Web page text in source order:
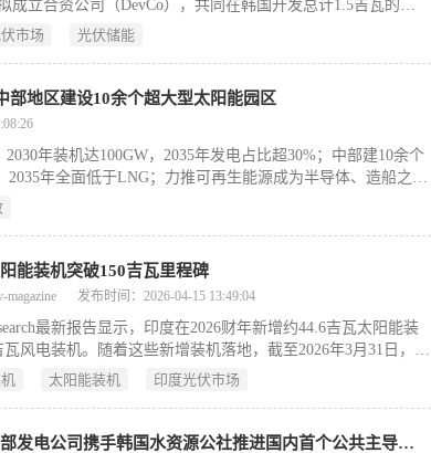
成立合资公司（DevCo），共同在韩国开发总计1.5吉瓦的光
储能系统（BESS）项目，目标于2035年前完成。其中光伏装
政府加速能源转型的战略：政府已设定2030年可再生能源发电量
量20%的目标，并计划将全国可再生能源装机容量从当前37吉
市场 光伏储能
地区建设10余个超大型太阳能园区
年装机达100GW，2035年发电占比超30%；中部建10余个
年全面低于LNG；力推可再生能源成为半导体、造船之后
能装机突破150吉瓦里程碑
magazine 发布时间：2026-04-15 13:49:04
最新报告显示，印度在2026财年新增约44.6吉瓦太阳能装
瓦风电装机。随着这些新增装机落地，截至2026年3月31日，印
能源总装机已达到275吉瓦。在2025年4月1日至2026年3月31日
吉瓦招标路线图下中标项目陆续投运。
太阳能装机 印度光伏市场
韩国西部发电公司携手韩国水资源公社推进国内首个公共主导居民参与型RE100光伏项目